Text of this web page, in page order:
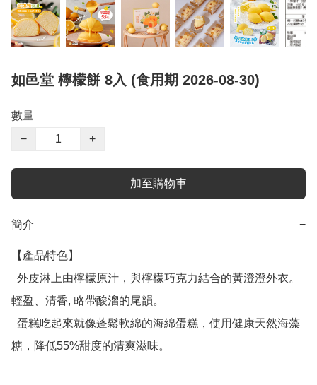
如邑堂 檸檬餅 8入 (食用期 2026-08-30)
數量
−
+
加至購物車
簡介 −
【產品特色】
輕盈、清香, 略帶酸溜的尾韻。
糖，降低55%甜度的清爽滋味。